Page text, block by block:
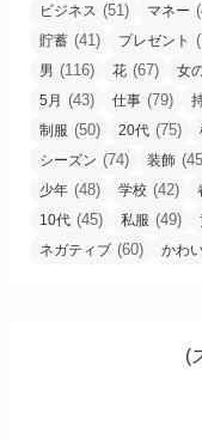
ビジネス (51) マネー
貯蓄 (41) プレゼント
男 (116) 花 (67) 女
5月 (43) 仕事 (79)
制服 (50) 20代 (75)
シーズン (74) 装飾
少年 (48) 学校 (42)
10代 (45) 私服 (49)
ネガティブ (60) かわ
(